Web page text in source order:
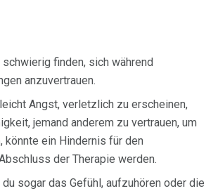
finden, sich während
anzuvertrauen.
Angst, verletzlich zu erscheinen,
jemand anderem zu vertrauen, um
könnte ein Hindernis für den
der Therapie werden.
sogar das Gefühl, aufzuhören oder die